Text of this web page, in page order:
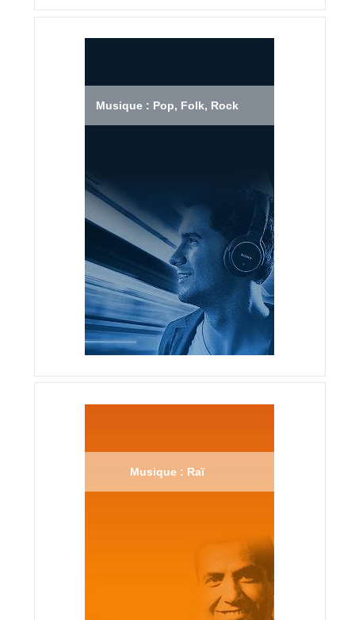
Musique : Pop, Folk, Rock
Musique : Raï